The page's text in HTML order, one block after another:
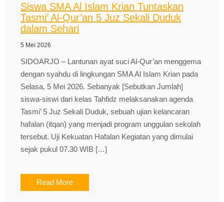
Siswa SMA Al Islam Krian Tuntaskan
Tasmi’ Al-Qur’an 5 Juz Sekali Duduk
dalam Sehari
5 Mei 2026
SIDOARJO – Lantunan ayat suci Al-Qur’an menggema
dengan syahdu di lingkungan SMA Al Islam Krian pada
Selasa, 5 Mei 2026. Sebanyak [Sebutkan Jumlah]
siswa-siswi dari kelas Tahfidz melaksanakan agenda
Tasmi’ 5 Juz Sekali Duduk, sebuah ujian kelancaran
hafalan (itqan) yang menjadi program unggulan sekolah
tersebut. Uji Kekuatan Hafalan Kegiatan yang dimulai
sejak pukul 07.30 WIB […]
Read More